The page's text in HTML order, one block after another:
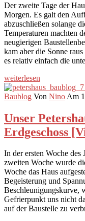
Der zweite Tage der
Morgen. Es galt den
abzuschließen solange
Temperaturen machten
neugierigen
kam aber die Sonne
es relativ einfach die
weiterlesen
Baublog Von Nino Am
Unser
Erdgeschoss
In der ersten Woche des
zweiten Woche wurde
Woche das Haus
Begeisterung und
Beschleunigungskurve,
Gefrierpunkt uns nicht
auf der Baustelle zu